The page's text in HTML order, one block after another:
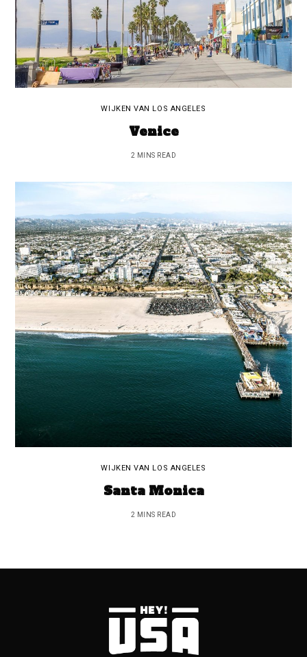
WIJKEN VAN LOS ANGELES
Venice
2 MINS READ
WIJKEN VAN LOS ANGELES
Santa Monica
2 MINS READ